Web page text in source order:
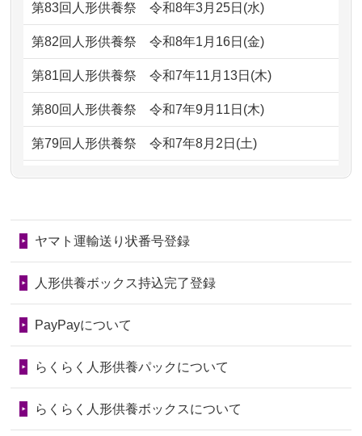
2026/06/30 長年大事にしてきた雛人形です、供養
していただ...
2026/06/29ガラスケースのまま引き取ってくださ
子どもの頃、妹と一緒にお雛様を出し
ました。お...
ので、お願...
2026/06/28以前和人形やぬいぐるみを供養いただ
いたことが...
の回りの物...
2026/06/28人形たちに これまで本当にありがとう
2026/06/24今は亡き両親が孫（私の子供）の初節
供養が終わったお人形以外はどうして
るのですか？
しょうか？
2024/01/04ガラスケースは外しても良いですか？
第83回人形供養祭令和8年3月25日(水)
第82回人形供養祭令和8年1月16日(金)
第81回人形供養祭令和7年11月13日(木)
第80回人形供養祭令和7年9月11日(木)
第79回人形供養祭令和7年8月2日(土)
第78回人形供養祭令和7年6月20日(金)
第76回人形供養祭令和7年2月28日(金)
第75回人形供養祭令和7年1月17日(金)
第73回人形供養祭令和6年10月17日(木)
第71回人形供養祭令和6年8月1日(木)
ヤマト運輸送り状番号登録
人形供養ボックス持込完了登録
PayPayについて
らくらく人形供養パックについて
らくらく人形供養ボックスについて